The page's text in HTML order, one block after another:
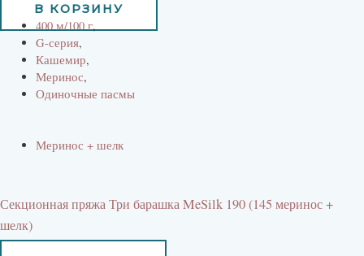
В КОРЗИНУ
400 м/100 г,
G-серия,
Кашемир,
Меринос,
Одиночные пасмы
Меринос + шелк
Секционная пряжа Три барашка MeSilk 190 (145 меринос +
шелк)
660руб 594руб